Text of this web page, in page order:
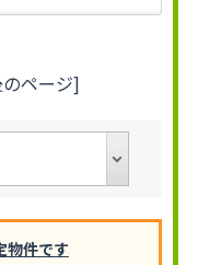
ページ]
物件です